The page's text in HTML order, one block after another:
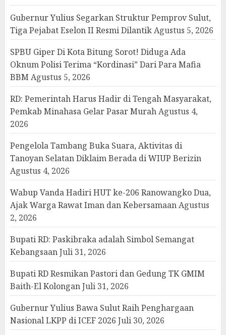
Gubernur Yulius Segarkan Struktur Pemprov Sulut,
Tiga Pejabat Eselon II Resmi DilantikAgustus 5, 2026
SPBU Giper Di Kota Bitung Sorot! Diduga Ada
Oknum Polisi Terima “Kordinasi” Dari Para Mafia
BBM Agustus 5, 2026
RD: Pemerintah Harus Hadir di Tengah Masyarakat,
Pemkab Minahasa Gelar Pasar MurahAgustus 4,
2026
Pengelola Tambang Buka Suara, Aktivitas di
Tanoyan Selatan Diklaim Berada di WIUP Berizin
Agustus 4, 2026
Wabup Vanda Hadiri HUT ke-206 Ranowangko Dua,
Ajak Warga Rawat Iman dan KebersamaanAgustus
2, 2026
Bupati RD: Paskibraka adalah Simbol Semangat
KebangsaanJuli 31, 2026
Bupati RD Resmikan Pastori dan Gedung TK GMIM
Baith-El KolonganJuli 31, 2026
Gubernur Yulius Bawa Sulut Raih Penghargaan
Nasional LKPP di ICEF 2026 Juli 30, 2026